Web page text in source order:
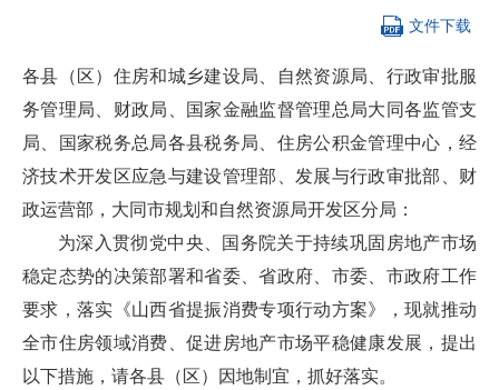
 文件下载
各县（区）住房和城乡建设局、自然资源局、行政审批服
务管理局、财政局、国家金融监督管理总局大同各监管支
局、国家税务总局各县税务局、住房公积金管理中心，经
济技术开发区应急与建设管理部、发展与行政审批部、财
政运营部，大同市规划和自然资源局开发区分局：
为深入贯彻党中央、国务院关于持续巩固房地产市场
稳定态势的决策部署和省委、省政府、市委、市政府工作
要求，落实《山西省提振消费专项行动方案》，现就推动
全市住房领域消费、促进房地产市场平稳健康发展，提出
以下措施，请各县（区）因地制宜，抓好落实。